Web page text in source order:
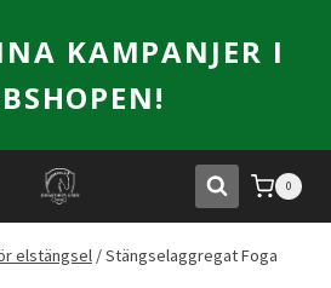
KAMPANJER I
0
elstängsel /Stängselaggregat Foga